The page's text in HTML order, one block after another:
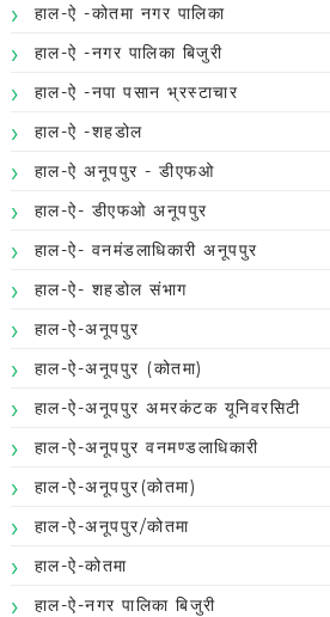
हाल-ऐ -कोतमा नगर पालिका
हाल-ऐ -नगर पालिका बिजुरी
हाल-ऐ -नपा पसान भ्रस्टाचार
हाल-ऐ -शहडोल
हाल-ऐ अनूपपुर - डीएफओ
हाल-ऐ- डीएफओ अनूपपुर
हाल-ऐ- वनमंडलाधिकारी अनूपपुर
हाल-ऐ- शहडोल संभाग
हाल-ऐ-अनूपपुर
हाल-ऐ-अनूपपुर (कोतमा)
हाल-ऐ-अनूपपुर अमरकंटक यूनिवरसिटी
हाल-ऐ-अनूपपुर वनमण्डलाधिकारी
हाल-ऐ-अनूपपुर(कोतमा)
हाल-ऐ-अनूपपुर/कोतमा
हाल-ऐ-कोतमा
हाल-ऐ-नगर पालिका बिजुरी